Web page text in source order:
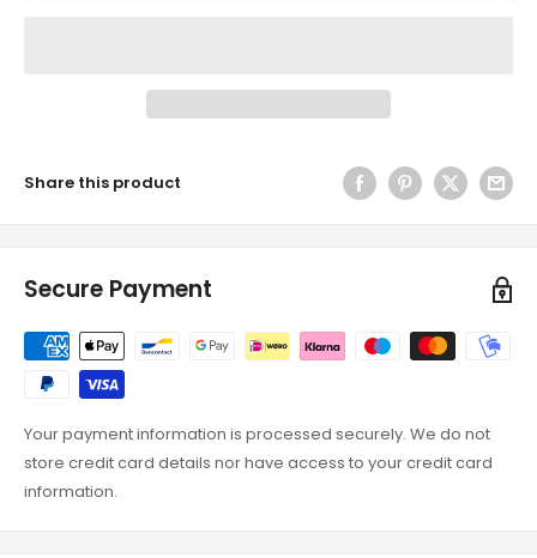
Share this product
Secure Payment
Your payment information is processed securely. We do not
store credit card details nor have access to your credit card
information.